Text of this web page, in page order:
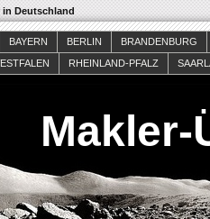
Deutschland
BAYERN BERLIN
BRANDENBURG
RHEINLAND-PFALZ
Makler-